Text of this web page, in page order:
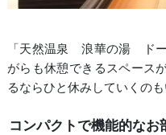
「天然温泉 浪華の湯 ド
がらも休憩できるスペース
るならひと休みしていくのも
コンパクトで機能的なお